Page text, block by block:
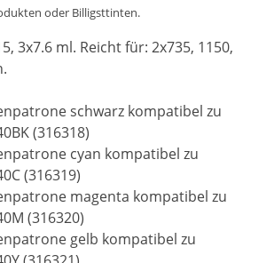
oder Billigsttinten.
3x7.6 ml. Reicht für: 2x735, 1150,
schwarz kompatibel zu
(316318)
cyan kompatibel zu
(316319)
magenta kompatibel zu
(316320)
gelb kompatibel zu